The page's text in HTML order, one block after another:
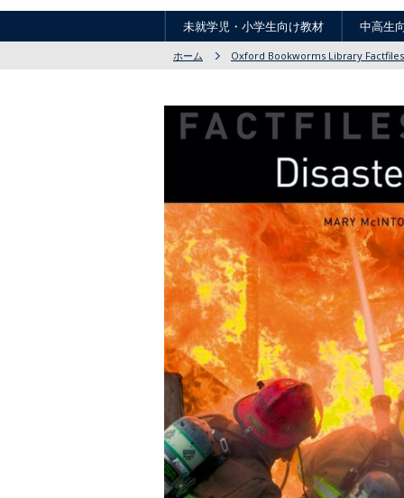
未就学児・小学生向け教材 中高生
ホーム Oxford Bookworms Library Factfiles